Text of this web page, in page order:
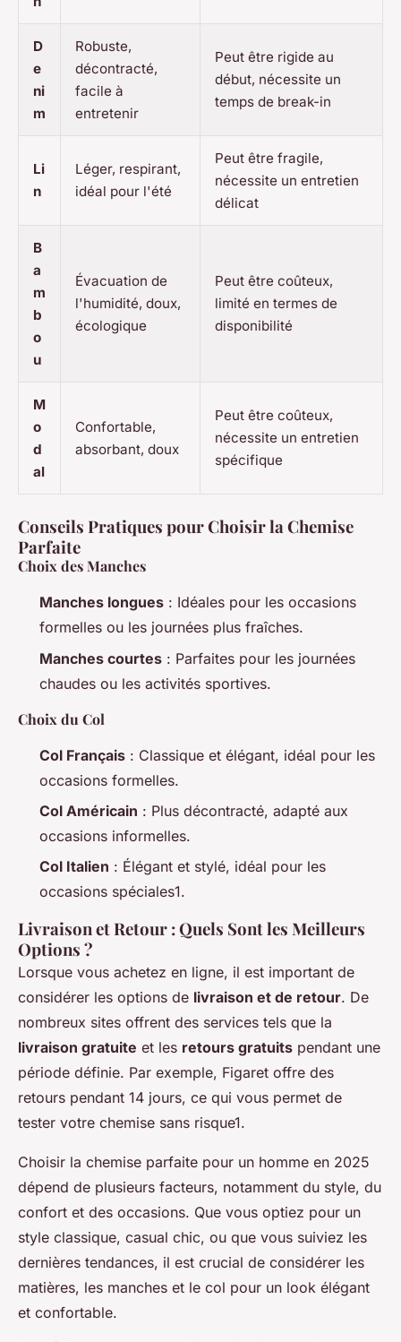
D
e
ni
m
Robuste,
décontracté,
facile à
entretenir
Peut être rigide au
début, nécessite un
temps de break-in
Li
n
Léger, respirant,
idéal pour l'été
Peut être fragile,
nécessite un entretien
délicat
B
a
m
b
o
u
Évacuation de
l'humidité, doux,
écologique
Peut être coûteux,
limité en termes de
disponibilité
M
o
d
al
Confortable,
absorbant, doux
Peut être coûteux,
nécessite un entretien
spécifique
Conseils Pratiques pour Choisir la Chemise
Parfaite
Choix des Manches
Manches longues : Idéales pour les occasions
formelles ou les journées plus fraîches.
Manches courtes : Parfaites pour les journées
chaudes ou les activités sportives.
Choix du Col
Col Français : Classique et élégant, idéal pour les
occasions formelles.
Col Américain : Plus décontracté, adapté aux
occasions informelles.
Col Italien : Élégant et stylé, idéal pour les
occasions spéciales1.
Livraison et Retour : Quels Sont les Meilleurs
Options ?
Lorsque vous achetez en ligne, il est important de
considérer les options de livraison et de retour. De
nombreux sites offrent des services tels que la
livraison gratuite et les retours gratuits pendant une
période définie. Par exemple, Figaret offre des
retours pendant 14 jours, ce qui vous permet de
tester votre chemise sans risque1.
Choisir la chemise parfaite pour un homme en 2025
dépend de plusieurs facteurs, notamment du style, du
confort et des occasions. Que vous optiez pour un
style classique, casual chic, ou que vous suiviez les
dernières tendances, il est crucial de considérer les
matières, les manches et le col pour un look élégant
et confortable.